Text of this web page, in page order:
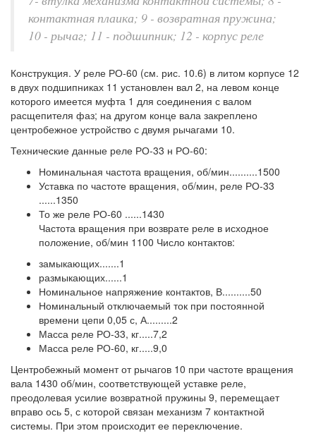
контактная плаика; 9 - возвратная пружина;
10 - рычаг; 11 - подшипник; 12 - корпус реле
Конструкция. У реле РО-60 (см. рис. 10.6) в литом корпусе 12
в двух подшипниках 11 установлен вал 2, на левом конце
которого имеется муфта 1 для соединения с валом
расщепителя фаз; на другом конце вала закреплено
центробежное устройство с двумя рычагами 10.
Технические данные реле РО-33 н РО-60:
Номинальная частота вращения, об/мин..........1500
Уставка по частоте вращения, об/мин, реле РО-33
......1350
То же реле РО-60 ......1430
Частота вращения при возврате реле в исходное
положение, об/мин 1100 Число контактов:
замыкающих.......1
размыкающих......1
Номинальное напряжение контактов, В..........50
Номинальный отключаемый ток при постоянной
времени цепи 0,05 с, А.........2
Масса реле РО-33, кг.....7,2
Масса реле РО-60, кг.....9,0
Центробежный момент от рычагов 10 при частоте вращения
вала 1430 об/мин, соответствующей уставке реле,
преодолевая усилие возвратной пружины 9, перемещает
вправо ось 5, с которой связан механизм 7 контактной
системы. При этом происходит ее переключение.